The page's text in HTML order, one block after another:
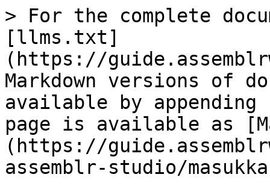
> For the complete
[llms.txt]
(https://
Markdown versions of
available by
page is available as
(https://
assemblr-studio/